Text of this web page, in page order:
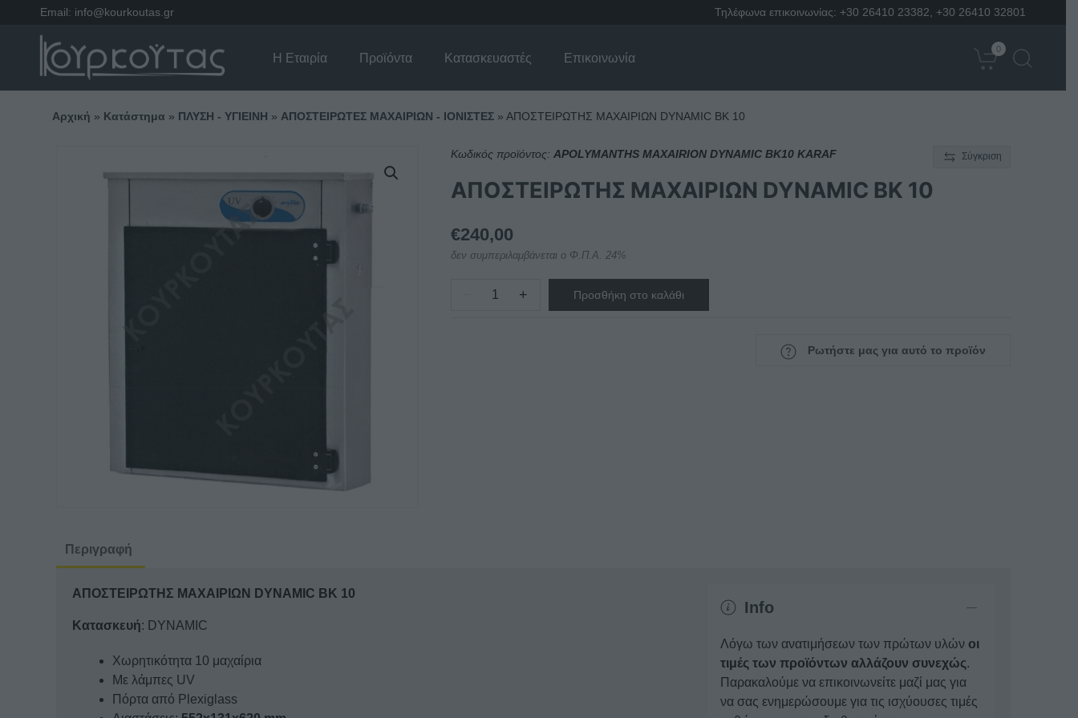
Email: info@kourkoutas.gr Τηλέφωνα επικοινωνίας: +30 26410 23382 +30 26410 32801
Η Εταιρία Προϊόντα Κατασκευαστές Επικοινωνία
0
Αρχική » Κατάστημα » ΠΛΥΣΗ - ΥΓΙΕΙΝΗ » ΑΠΟΣΤΕΙΡΩΤΕΣ ΜΑΧΑΙΡΙΩΝ - ΙΟΝΙΣΤΕΣ» ΑΠΟΣΤΕΙΡΩΤΗΣ ΜΑΧΑΙΡΙΩΝ DYNAMIC BK 10
Κωδικός προϊόντος: APOLYMANTHS MAXAIRION DYNAMIC BK10 KARAF Σύγκριση
ΑΠΟΣΤΕΙΡΩΤΗΣ ΜΑΧΑΙΡΙΩΝ DYNAMIC BK 10
€240,00
δεν συμπεριλαμβάνεται ο Φ.Π.Α. 24%
ΑΠΟΣΤΕΙΡΩΤΗΣ
+ Προσθήκη στο καλάθι
Ρωτήστε μας για αυτό το προϊόν
Περιγραφή
ΑΠΟΣΤΕΙΡΩΤΗΣ ΜΑΧΑΙΡΙΩΝ DYNAMIC BK 10
Κατασκευή: DYNAMIC
Χωρητικότητα 10 μαχαίρια
Με λάμπες UV
Πόρτα από Plexiglass
Info
Λόγω των ανατιμήσεων των πρώτων υλών οι
τιμές των προϊόντων αλλάζουν συνεχώς.
Παρακαλούμε να επικοινωνείτε μαζί μας για
να σας ενημερώσουμε για τις ισχύουσες τιμές